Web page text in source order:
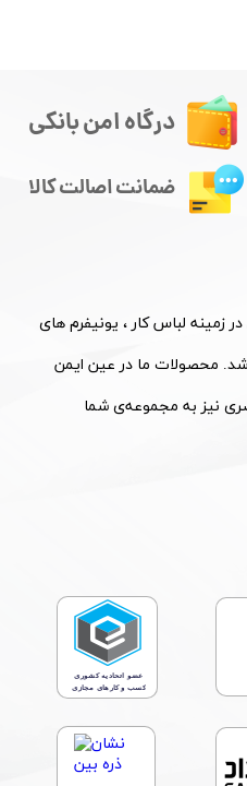
لباس کار ، یونیفرم های
محصولات ما در عین ایمن
نیز به مجموعه‌ی شما
درگاه امن بانکی
ضمانت اصالت کالا